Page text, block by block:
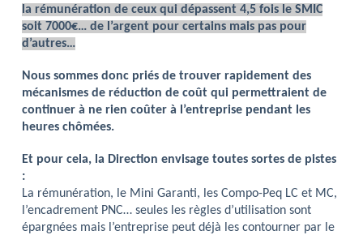
la rémunération de ceux qui dépassent 4,5 fois le SMIC
soit 7000€… de l’argent pour certains mais pas pour
d’autres…
Nous sommes donc priés de trouver rapidement des
mécanismes de réduction de coût qui permettraient de
continuer à ne rien coûter à l’entreprise pendant les
heures chômées.
Et pour cela, la Direction envisage toutes sortes de pistes
:
La rémunération, le Mini Garanti, les Compo-Peq LC et MC,
l’encadrement PNC… seules les règles d’utilisation sont
épargnées mais l’entreprise peut déjà les contourner par le